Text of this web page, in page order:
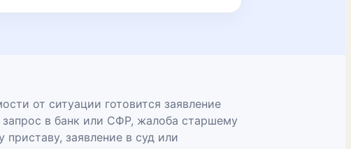
от ситуации готовится заявление
запрос в банк или СФР, жалоба старшему
приставу, заявление в суд или